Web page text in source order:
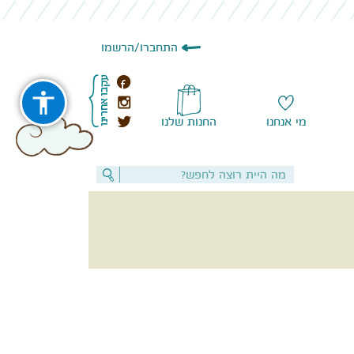
התחברו/הרשמו
מי אנחנו החנות שלנו